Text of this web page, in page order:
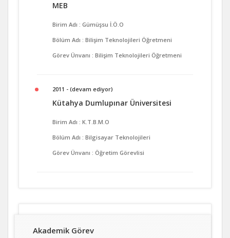
MEB
Birim Adı : Gümüşsu İ.Ö.O
Bölüm Adı : Bilişim Teknolojileri Öğretmeni
Görev Ünvanı : Bilişim Teknolojileri Öğretmeni
2011 - (devam ediyor)
Kütahya Dumlupınar Üniversitesi
Birim Adı : K.T.B.M.O
Bölüm Adı : Bilgisayar Teknolojileri
Görev Ünvanı : Öğretim Görevlisi
Akademik Görev